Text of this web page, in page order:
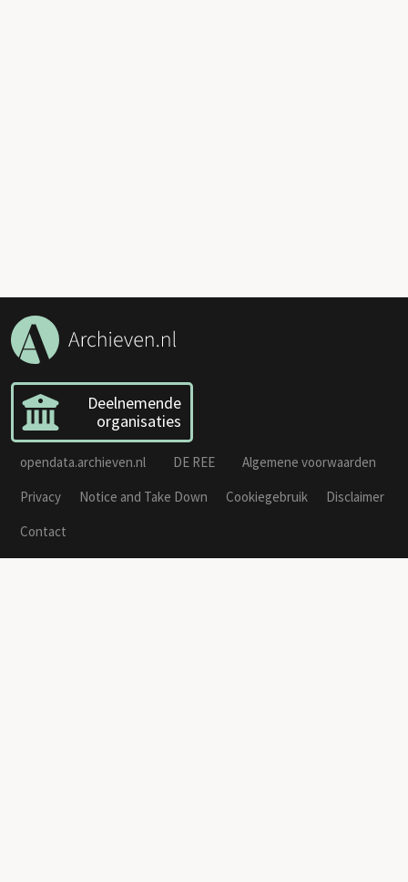
Deelnemende
organisaties
opendata.archieven.nl DE REE
Algemene voorwaarden
Privacy
Notice and Take Down Cookiegebruik
Disclaimer
Contact